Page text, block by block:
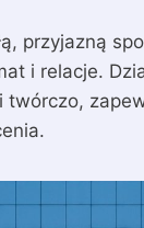
przyjazną
i relacje.
twórczo,